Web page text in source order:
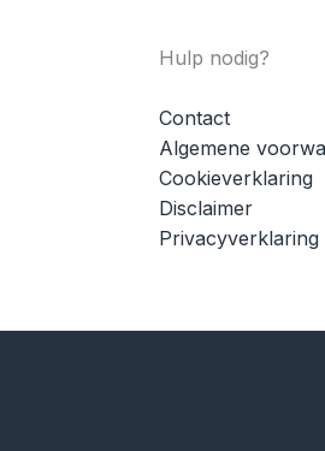
Hulp nodig?
Contact
Algemene
Cookieverklaring
Disclaimer
Privacyverklaring